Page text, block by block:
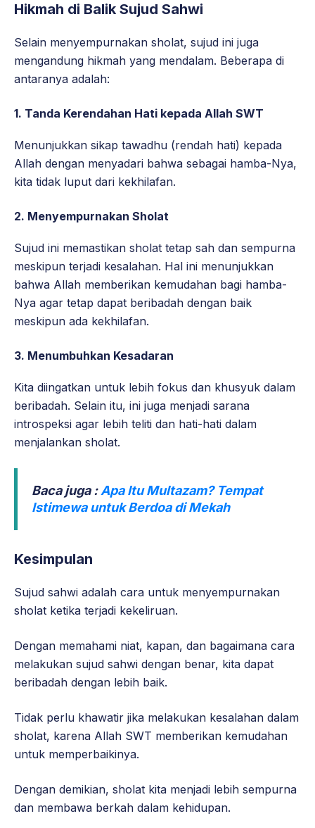
Hikmah di Balik Sujud Sahwi
Selain menyempurnakan sholat, sujud ini juga
mengandung hikmah yang mendalam. Beberapa di
antaranya adalah:
1. Tanda Kerendahan Hati kepada Allah SWT
Menunjukkan sikap tawadhu (rendah hati) kepada
Allah dengan menyadari bahwa sebagai hamba-Nya,
kita tidak luput dari kekhilafan.
2. Menyempurnakan Sholat
Sujud ini memastikan sholat tetap sah dan sempurna
meskipun terjadi kesalahan. Hal ini menunjukkan
bahwa Allah memberikan kemudahan bagi hamba-
Nya agar tetap dapat beribadah dengan baik
meskipun ada kekhilafan.
3. Menumbuhkan Kesadaran
Kita diingatkan untuk lebih fokus dan khusyuk dalam
beribadah. Selain itu, ini juga menjadi sarana
introspeksi agar lebih teliti dan hati-hati dalam
menjalankan sholat.
Baca juga :Apa Itu Multazam? Tempat
Istimewa untuk Berdoa di Mekah
Kesimpulan
Sujud sahwi adalah cara untuk menyempurnakan
sholat ketika terjadi kekeliruan.
Dengan memahami niat, kapan, dan bagaimana cara
melakukan sujud sahwi dengan benar, kita dapat
beribadah dengan lebih baik.
Tidak perlu khawatir jika melakukan kesalahan dalam
sholat, karena Allah SWT memberikan kemudahan
untuk memperbaikinya.
Dengan demikian, sholat kita menjadi lebih sempurna
dan membawa berkah dalam kehidupan.